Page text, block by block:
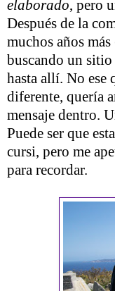
elaborado, pero
Después de la
muchos años
buscando un sitio
hasta allí. No ese
diferente, quería
mensaje dentro.
Puede ser que
cursi, pero me
para recordar.